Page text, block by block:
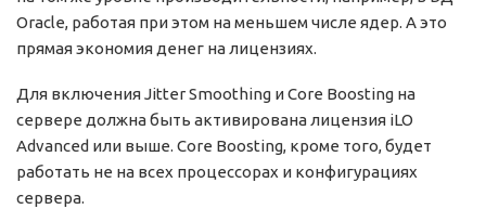
Oracle, работая при этом на меньшем числе ядер. А это
прямая экономия денег на лицензиях.
Для включения Jitter Smoothing и Core Boosting на
сервере должна быть активирована лицензия iLO
Advanced или выше. Core Boosting, кроме того, будет
работать не на всех процессорах и конфигурациях
сервера.